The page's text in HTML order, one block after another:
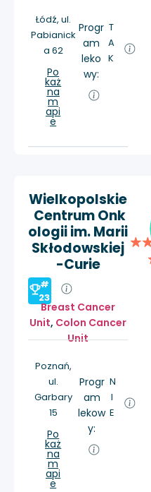
Łódź, ul.
Pabianick
a 62
Po
każ
na
m
api
e
Progr
am
leko
wy:
T
A
K
Wielkopolskie
Centrum Onk
ologii im. Marii
Skłodowskiej
-Curie
#
23
Breast Cancer
Unit, Colon Cancer
Unit
Poznań,
ul.
Garbary
15
Po
każ
na
m
api
e
Progr
am
lekow
y:
N
I
E